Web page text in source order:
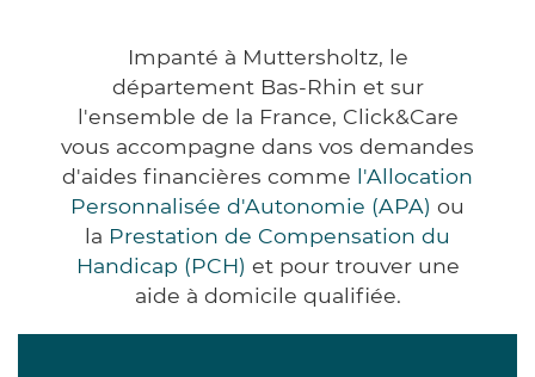
Impanté à Muttersholtz, le
département Bas-Rhin et sur
l'ensemble de la France, Click&Care
vous accompagne dans vos demandes
d'aides financières comme l'Allocation
Personnalisée d'Autonomie (APA) ou
la Prestation de Compensation du
Handicap (PCH) et pour trouver une
aide à domicile qualifiée.